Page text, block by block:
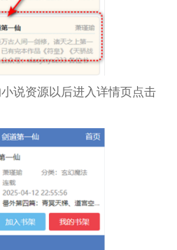
说资源以后进入详情页点击